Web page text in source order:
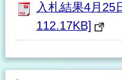
入札結果4月25
112.17KB]